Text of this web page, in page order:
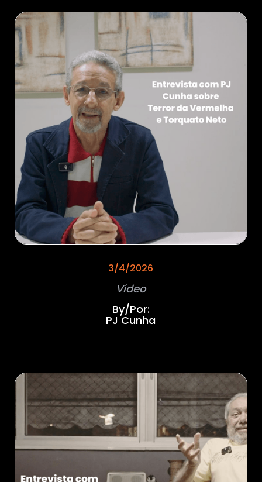
3/4/2026
Vídeo
By/Por:
PJ Cunha